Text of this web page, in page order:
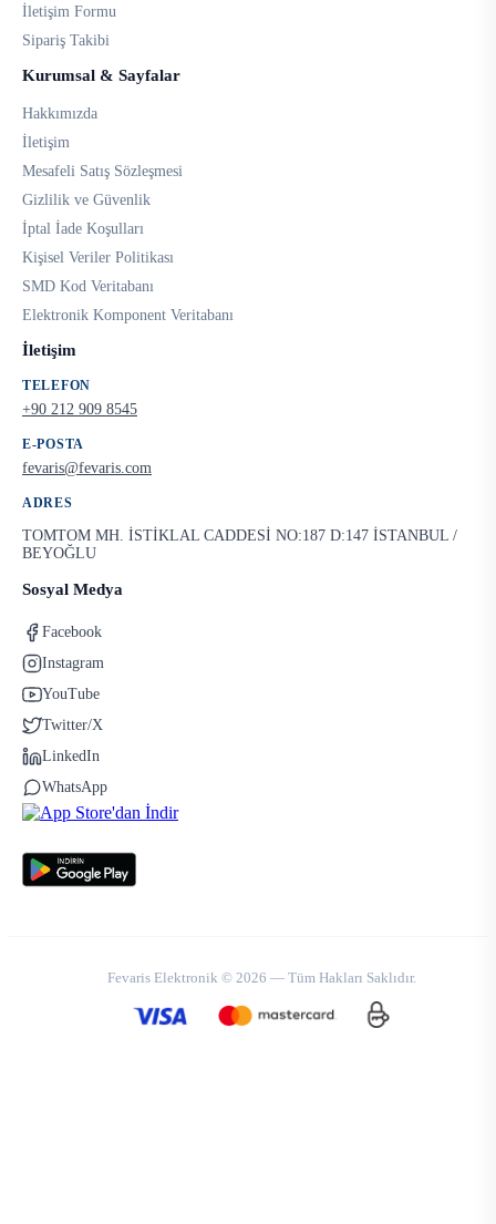
İletişim Formu
Sipariş Takibi
Kurumsal & Sayfalar
Hakkımızda
İletişim
Mesafeli Satış Sözleşmesi
Gizlilik ve Güvenlik
İptal İade Koşulları
Kişisel Veriler Politikası
SMD Kod Veritabanı
Elektronik Komponent Veritabanı
İletişim
TELEFON
+90 212 909 8545
E-POSTA
fevaris@fevaris.com
ADRES
TOMTOM MH. İSTİKLAL CADDESİ NO:187 D:147 İSTANBUL /
BEYOĞLU
Sosyal Medya
Facebook
Instagram
YouTube
Twitter/X
LinkedIn
WhatsApp
Fevaris Elektronik © 2026 — Tüm Hakları Saklıdır.